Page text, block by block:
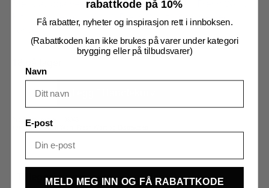
Merk at pga vekt er det ikke mulig å få 2 Fresh Wort
Kit i samme kolli. Kun 1 Fresh Wort pr. ordre ved
Skjærgårdsøl
antall
Produktnummer:
Kategorier:Fresh Wort
Tilleggsinformasjon Omtaler (0)
rabattkode på 10%
Få rabatter, nyheter og inspirasjon rett i innboksen.
(Rabattkoden kan ikke brukes på varer under kategori
brygging eller på tilbudsvarer)
Navn
E-post
MELD MEG INN OG FÅ RABATTKODE